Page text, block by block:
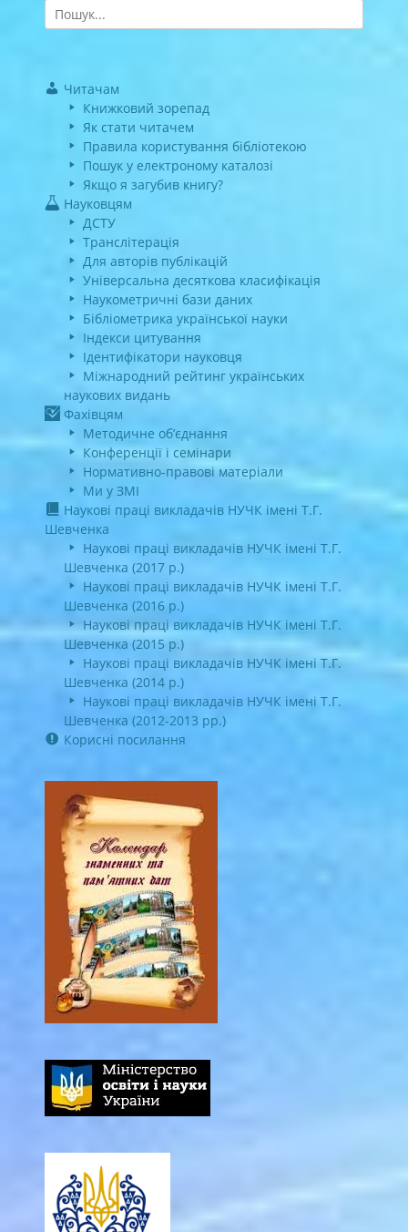
Search
for:
Читачам
Книжковий зорепад
Як стати читачем
Правила користування бібліотекою
Пошук у електроному каталозі
Якщо я загубив книгу?
Науковцям
ДСТУ
Транслітерація
Для авторів публікацій
Універсальна десяткова класифікація
Наукометричні бази даних
Бібліометрика української науки
Індекси цитування
Ідентифікатори науковця
Міжнародний рейтинг українських
наукових видань
Фахівцям
Методичне об’єднання
Конференції і семінари
Нормативно-правові матеріали
Ми у ЗМІ
Наукові праці викладачів НУЧК імені Т.Г.
Шевченка
Наукові праці викладачів НУЧК імені Т.Г.
Шевченка (2017 р.)
Наукові праці викладачів НУЧК імені Т.Г.
Шевченка (2016 р.)
Наукові праці викладачів НУЧК імені Т.Г.
Шевченка (2015 р.)
Наукові праці викладачів НУЧК імені Т.Г.
Шевченка (2014 р.)
Наукові праці викладачів НУЧК імені Т.Г.
Шевченка (2012-2013 рр.)
Корисні посилання